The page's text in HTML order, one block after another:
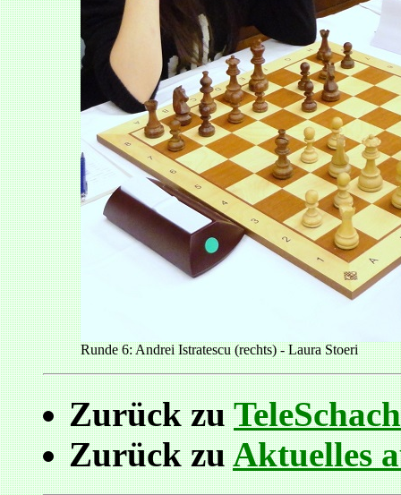
Runde 6: Andrei Istratescu (rechts) - Laura Stoeri
Zurück zu
Zurück zuAktuelles